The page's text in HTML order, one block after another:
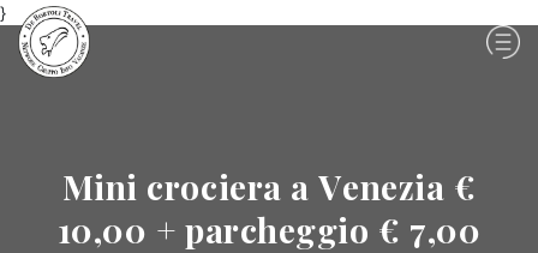
}
Mini crociera a Venezia €
10,00 + parcheggio € 7,00